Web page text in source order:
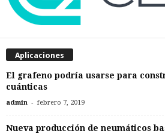
Aplicaciones
El grafeno podría usarse para
cuánticas
admin - febrero 7, 2019
Nueva producción de neumáticos